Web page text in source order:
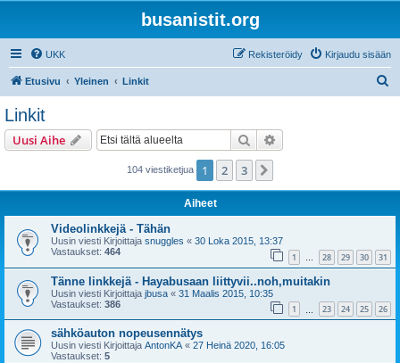
busanistit.org
UKK Kirjaudu sisään
Rekisteröidy
Etusivu Yleinen Linkit
Linkit
Uusi Aihe Etsi
104 viestiketjua 1 2 3
Aiheet
Videolinkkejä - Tähän
Uusin viesti Kirjoittaja snuggles « 30 Loka 2015, 13:37
Vastaukset: 464 1 … 28 29 30 31
Tänne linkkejä - Hayabusaan liittyvii..noh,muitakin
Uusin viesti Kirjoittaja jbusa « 31 Maalis 2015, 10:35
Vastaukset: 386 1 23 24 25 26
sähköauton nopeusennätys
Uusin viesti Kirjoittaja AntonKA « 27 Heinä 2020, 16:05
Vastaukset: 5